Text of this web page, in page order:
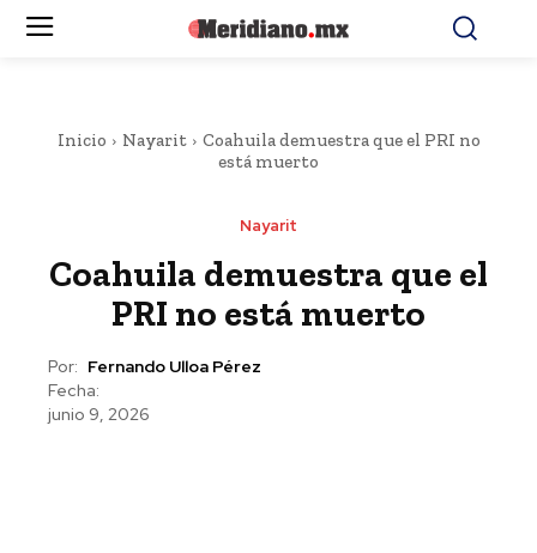
Inicio Nayarit
Coahuila demuestra que el PRI no
está muerto
Nayarit
Coahuila demuestra que el
PRI no está muerto
Por: Fernando Ulloa Pérez
Fecha:
junio 9, 2026